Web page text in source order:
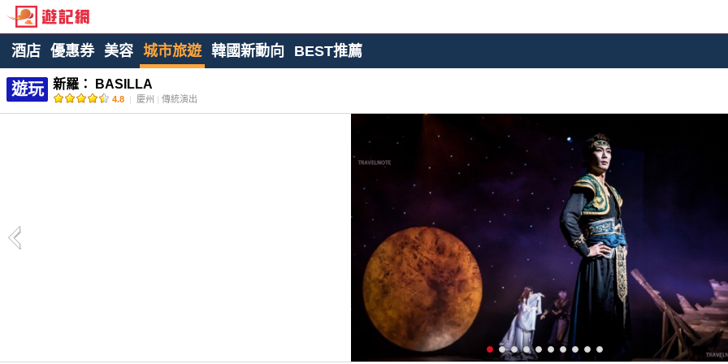
酒店 優惠券 美容 城市旅遊 韓國新動向 BEST推薦
遊玩 新羅： BASILLA
4.8 | 慶州 | 傳統演出